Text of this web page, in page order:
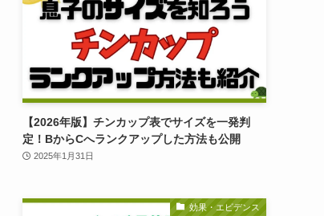
【2026年版】チンカップ表でサイズを一発判
定！BからCへランクアップした方法も公開
2025年1月31日
効果・エビデンス